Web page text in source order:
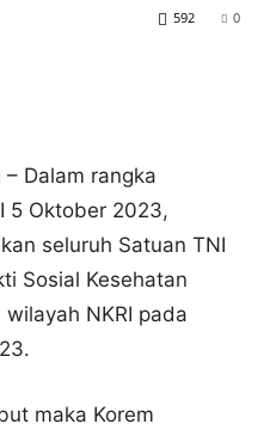
0
592
Dalam rangka
5 Oktober 2023,
seluruh Satuan TNI
Sosial Kesehatan
NKRI pada
maka Korem